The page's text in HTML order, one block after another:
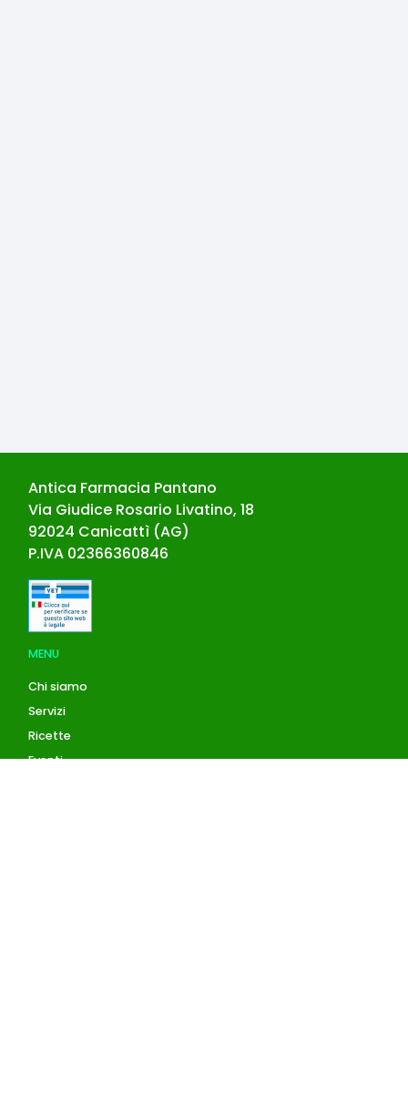
Antica Farmacia Pantano
Via Giudice Rosario Livatino, 18
92024 Canicattì (AG)
P.IVA 02366360846
MENU
Chi siamo
Servizi
Ricette
Eventi